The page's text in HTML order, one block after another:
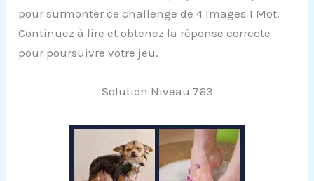
pour surmonter ce challenge de 4 Images 1 Mot.
Continuez à lire et obtenez la réponse correcte
pour poursuivre votre jeu.
Solution Niveau 763